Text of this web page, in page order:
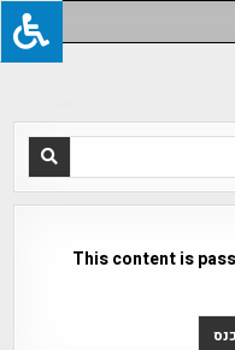
This content is